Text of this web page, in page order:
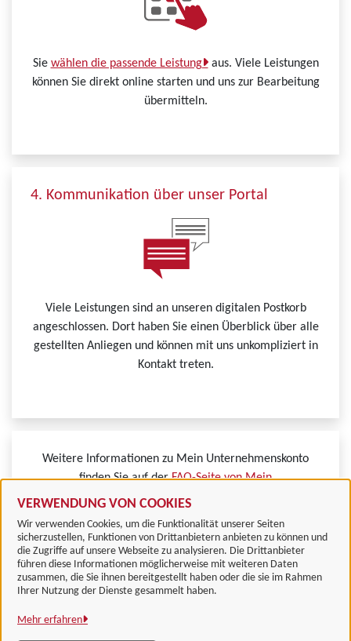
VERWENDUNG VON COOKIES
Wir verwenden Cookies, um die Funktionalität unserer Seiten
sicherzustellen, Funktionen von Drittanbietern anbieten zu können und
die Zugriffe auf unsere Webseite zu analysieren. Die Drittanbieter
führen diese Informationen möglicherweise mit weiteren Daten
zusammen, die Sie ihnen bereitgestellt haben oder die sie im Rahmen
Ihrer Nutzung der Dienste gesammelt haben.
Mehr erfahren
Sie wählen die passende Leistung aus. Viele Leistungen
können Sie direkt online starten und uns zur Bearbeitung
übermitteln.
4. Kommunikation über unser Portal
Viele Leistungen sind an unseren digitalen Postkorb
angeschlossen. Dort haben Sie einen Überblick über alle
gestellten Anliegen und können mit uns unkompliziert in
Kontakt treten.
Weitere Informationen zu Mein Unternehmenskonto
finden Sie auf derFAQ-Seite von Mein
Unternehmenskonto.
Landkreis Göttingen
Alle Rechte vorbehalten